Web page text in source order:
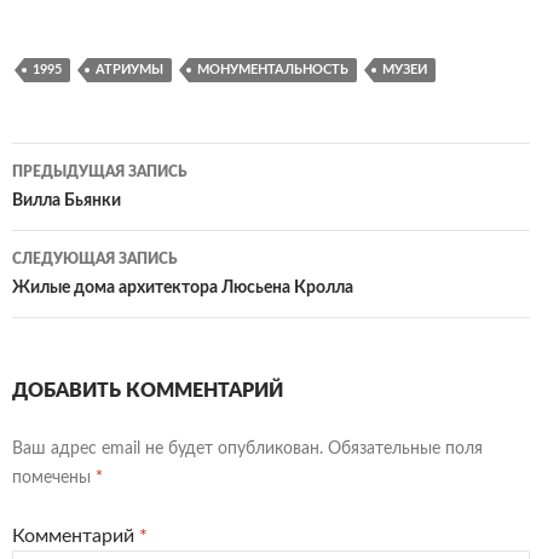
1995 АТРИУМЫ МОНУМЕНТАЛЬНОСТЬ МУЗЕИ
Навигация
по
записям
ПРЕДЫДУЩАЯ ЗАПИСЬ
Вилла Бьянки
СЛЕДУЮЩАЯ ЗАПИСЬ
Жилые дома архитектора Люсьена Кролла
ДОБАВИТЬ КОММЕНТАРИЙ
Ваш адрес email не будет опубликован. Обязательные поля
помечены *
Комментарий *